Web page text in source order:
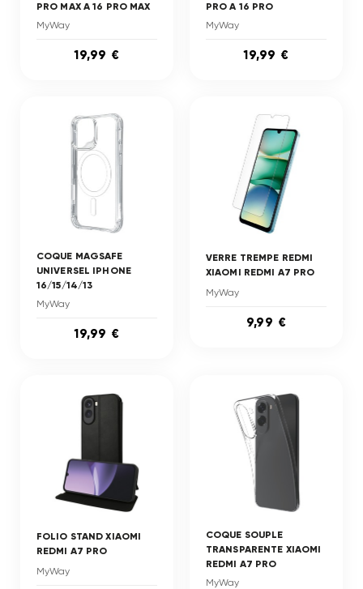
PRO MAX A 16 PRO MAX
MyWay
19,99 €
PRO A 16 PRO
MyWay
19,99 €
COQUE MAGSAFE
UNIVERSEL IPHONE
16/15/14/13
MyWay
19,99 €
VERRE TREMPE REDMI
XIAOMI REDMI A7 PRO
MyWay
9,99 €
FOLIO STAND XIAOMI
REDMI A7 PRO
MyWay
COQUE SOUPLE
TRANSPARENTE XIAOMI
REDMI A7 PRO
MyWay